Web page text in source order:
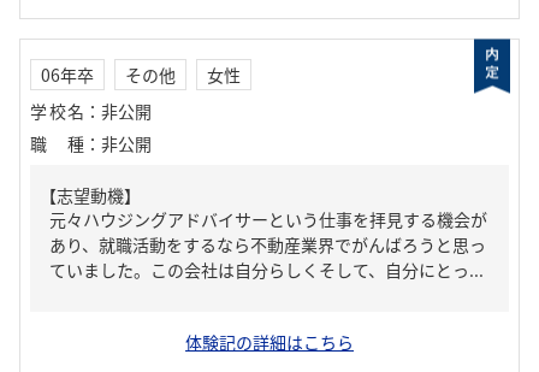
06年卒 その他
女性
学校名 ： 非公開
職種 ： 非公開
【志望動機】
元々ハウジングアドバイサーという仕事を拝見する機会が
あり、就職活動をするなら不動産業界でがんばろうと思っ
ていました。この会社は自分らしくそして、自分にとっ...
体験記の詳細はこちら